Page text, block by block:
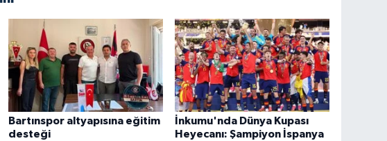
Bartınspor altyapısına eğitim
desteği
İnkumu'nda Dünya Kupası
Heyecanı: Şampiyon İspanya